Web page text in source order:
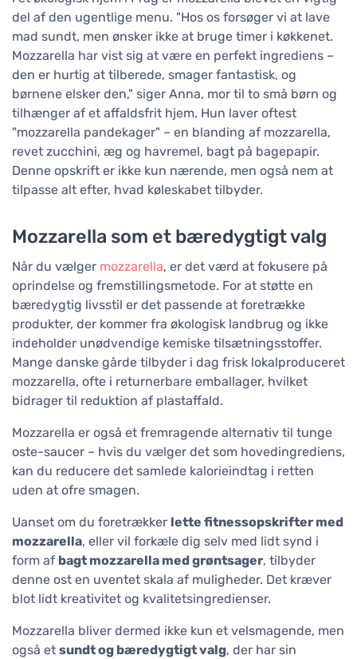
del af den ugentlige menu. "Hos os forsøger vi at lave
mad sundt, men ønsker ikke at bruge timer i køkkenet.
Mozzarella har vist sig at være en perfekt ingrediens –
den er hurtig at tilberede, smager fantastisk, og
børnene elsker den," siger Anna, mor til to små børn og
tilhænger af et affaldsfrit hjem. Hun laver oftest
"mozzarella pandekager" – en blanding af mozzarella,
revet zucchini, æg og havremel, bagt på bagepapir.
Denne opskrift er ikke kun nærende, men også nem at
tilpasse alt efter, hvad køleskabet tilbyder.
Mozzarella som et bæredygtigt valg
Når du vælger mozzarella, er det værd at fokusere på
oprindelse og fremstillingsmetode. For at støtte en
bæredygtig livsstil er det passende at foretrække
produkter, der kommer fra økologisk landbrug og ikke
indeholder unødvendige kemiske tilsætningsstoffer.
Mange danske gårde tilbyder i dag frisk lokalproduceret
mozzarella, ofte i returnerbare emballager, hvilket
bidrager til reduktion af plastaffald.
Mozzarella er også et fremragende alternativ til tunge
oste-saucer – hvis du vælger det som hovedingrediens,
kan du reducere det samlede kalorieindtag i retten
uden at ofre smagen.
Uanset om du foretrækker lette fitnessopskrifter med
mozzarella, eller vil forkæle dig selv med lidt synd i
form af bagt mozzarella med grøntsager, tilbyder
denne ost en uventet skala af muligheder. Det kræver
blot lidt kreativitet og kvalitetsingredienser.
Mozzarella bliver dermed ikke kun et velsmagende, men
også et sundt og bæredygtigt valg, der har sin